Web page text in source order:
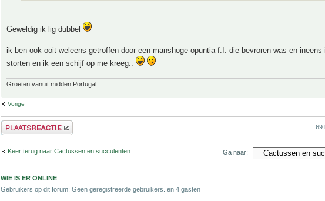
Geweldig ik lig dubbel
ik ben ook ooit weleens getroffen door een manshoge opuntia f.I. die bevroren was en ineens
storten en ik een schijf op me kreeg..
Groeten vanuit midden Portugal
Vorige
Plaats een reactie 69
Keer terug naar Cactussen en succulenten Ga naar:
WIE IS ER ONLINE
Gebruikers op dit forum: Geen geregistreerde gebruikers. en 4 gasten